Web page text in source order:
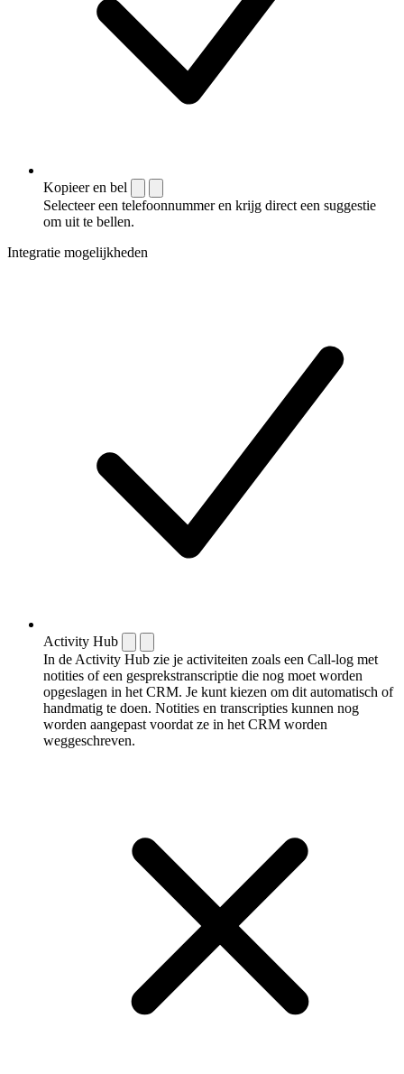
Kopieer en bel
Selecteer een telefoonnummer en krijg direct een suggestie
om uit te bellen.
Integratie mogelijkheden
Activity Hub
In de Activity Hub zie je activiteiten zoals een Call-log met
notities of een gespreks­transcriptie die nog moet worden
opgeslagen in het CRM. Je kunt kiezen om dit automatisch of
handmatig te doen. Notities en transcripties kunnen nog
worden aangepast voordat ze in het CRM worden
weggeschreven.